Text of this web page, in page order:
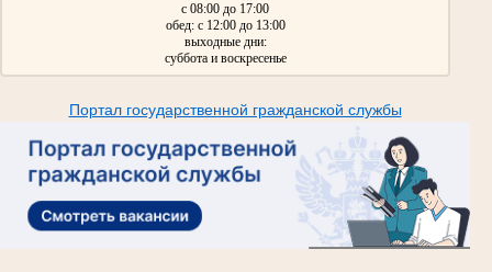
с 08:00 до 17:00
обед: с 12:00 до 13:00
выходные дни:
суббота и воскресенье
Портал государственной гражданской службы